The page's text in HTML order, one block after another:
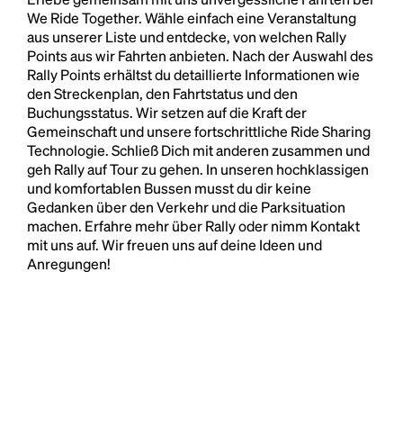
We Ride Together. Wähle einfach eine Veranstaltung
aus unserer Liste und entdecke, von welchen Rally
Points aus wir Fahrten anbieten. Nach der Auswahl des
Rally Points erhältst du detaillierte Informationen wie
den Streckenplan, den Fahrtstatus und den
Buchungsstatus. Wir setzen auf die Kraft der
Gemeinschaft und unsere fortschrittliche Ride Sharing
Technologie. Schließ Dich mit anderen zusammen und
geh Rally auf Tour zu gehen. In unseren hochklassigen
und komfortablen Bussen musst du dir keine
Gedanken über den Verkehr und die Parksituation
machen. Erfahre mehr über Rally oder nimm Kontakt
mit uns auf. Wir freuen uns auf deine Ideen und
Anregungen!